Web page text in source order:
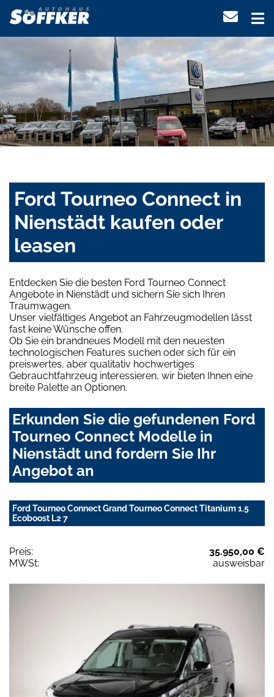
Ford Tourneo Connect in
Nienstädt kaufen oder
leasen
Entdecken Sie die besten Ford Tourneo Connect
Angebote in Nienstädt und sichern Sie sich Ihren
Traumwagen.
Unser vielfältiges Angebot an Fahrzeugmodellen lässt
fast keine Wünsche offen.
Ob Sie ein brandneues Modell mit den neuesten
technologischen Features suchen oder sich für ein
preiswertes, aber qualitativ hochwertiges
Gebrauchtfahrzeug interessieren, wir bieten Ihnen eine
breite Palette an Optionen.
Erkunden Sie die gefundenen Ford
Tourneo Connect Modelle in
Nienstädt und fordern Sie Ihr
Angebot an
Ford Tourneo Connect Grand Tourneo Connect Titanium 1.5
Ecoboost L2 7
Preis:
35.950,00 €
MWSt:
ausweisbar